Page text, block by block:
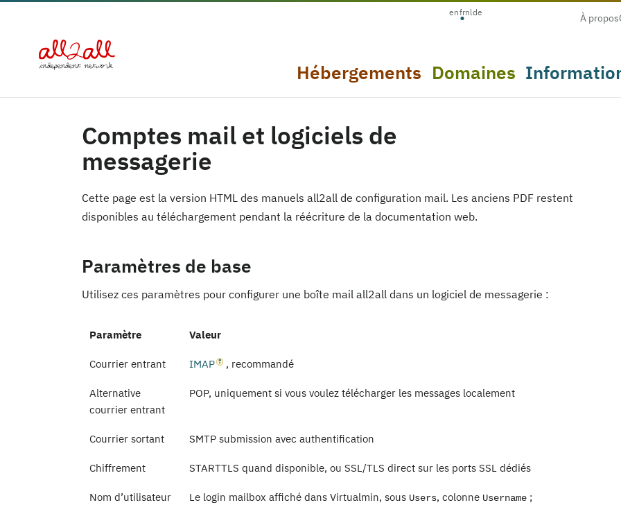
enfrnlde
À propos
Hébergements Domaines
Comptes mail et logiciels de
messagerie
Cette page est la version HTML des manuels all2all de configuration mail. Les anciens PDF restent
disponibles au téléchargement pendant la réécriture de la documentation web.
Paramètres de base
Utilisez ces paramètres pour configurer une boîte mail all2all dans un logiciel de messagerie :
Paramètre Valeur
Courrier entrant IMAP , recommandé
Alternative
courrier entrant
POP, uniquement si vous voulez télécharger les messages localement
Courrier sortant SMTP submission avec authentification
Chiffrement STARTTLS quand disponible, ou SSL/TLS direct sur les ports SSL dédiés
Nom d’utilisateur Le login mailbox affiché dans Virtualmin, sous Users, colonne Username ;